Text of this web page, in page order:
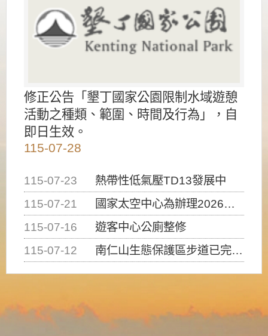
修正公告「墾丁國家公園限制水域遊憩
活動之種類、範圍、時間及行為」，自
即日生效。
115-07-28
115-07-23
熱帶性低氣壓TD13發展中
115-07-21
國家太空中心為辦理2026台灣盃火箭競賽，陸、海、空域警戒及協調相關事宜，因颱風備案事宜
115-07-16
遊客中心公廁整修
115-07-12
南仁山生態保護區步道已完成修復，自115年7月13日（星期一）起恢復開放入園，歡迎民眾依規定申請入園....